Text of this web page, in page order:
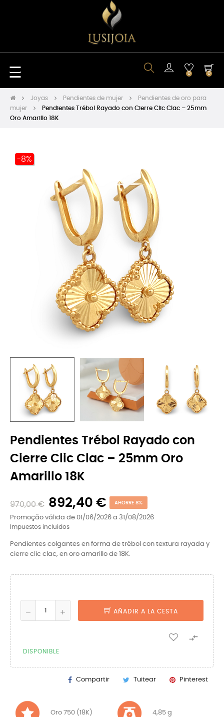
Navegación
de
☰ 0 0
Joyas Pendientes de mujer
Pendientes de oro para
mujer
Pendientes Trébol Rayado con Cierre Clic Clac – 25mm
Oro Amarillo 18K
-8%
Pendientes Trébol Rayado con
Cierre Clic Clac – 25mm Oro
Amarillo 18K
970,00 € 892,40 € AHORRE 8%
Promoção válida de 01/06/2026 a 31/08/2026
Impuestos incluidos
Pendientes colgantes en forma de trébol con textura rayada y
cierre clic clac, en oro amarillo de 18K.
AÑADIR A LA CESTA

DISPONIBLE
Compartir Tuitear Pinterest
Oro 750 (18K) 4,85 g